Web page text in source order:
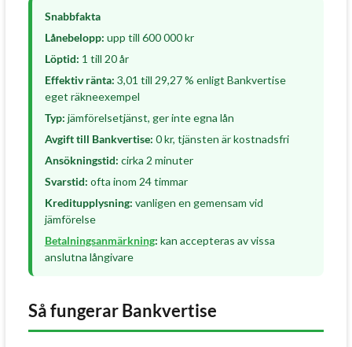
Snabbfakta
Lånebelopp: upp till 600 000 kr
Löptid: 1 till 20 år
Effektiv ränta: 3,01 till 29,27 % enligt Bankvertise
eget räkneexempel
Typ: jämförelsetjänst, ger inte egna lån
Avgift till Bankvertise: 0 kr, tjänsten är kostnadsfri
Ansökningstid: cirka 2 minuter
Svarstid: ofta inom 24 timmar
Kreditupplysning: vanligen en gemensam vid
jämförelse
Betalningsanmärkning: kan accepteras av vissa
anslutna långivare
Så fungerar Bankvertise